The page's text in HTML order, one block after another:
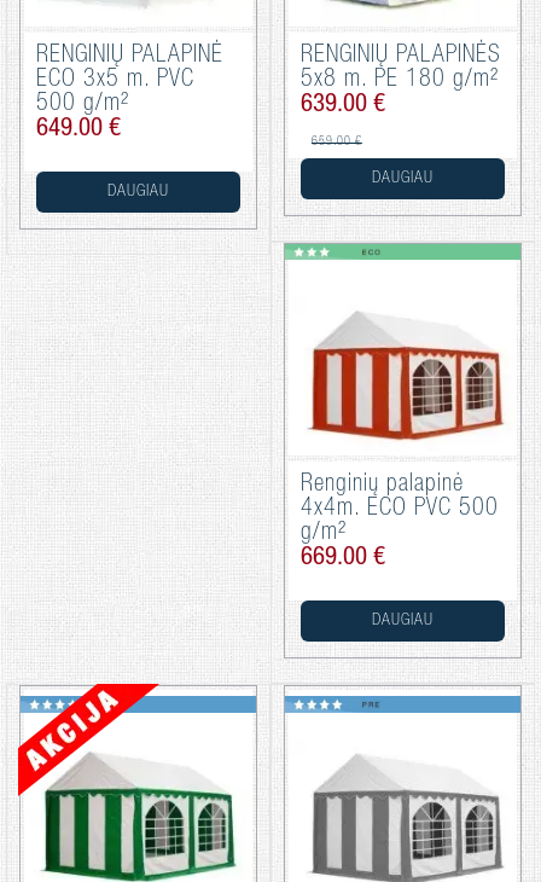
RENGINIŲ PALAPINĖ
ECO 3x5 m. PVC
500 g/m²
649.00 €
DAUGIAU
RENGINIŲ PALAPINĖS
5x8 m. PE 180 g/m²
639.00 €
659.00 €
DAUGIAU
Renginių palapinė
4x4m. ECO PVC 500
g/m²
669.00 €
DAUGIAU